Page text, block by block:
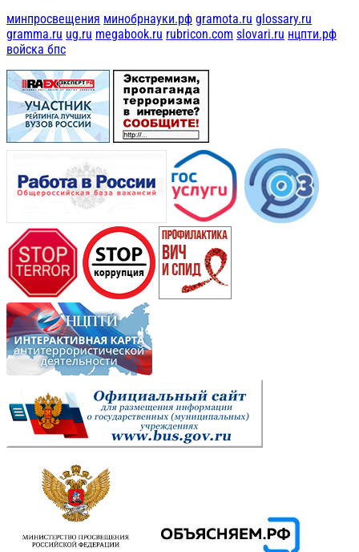
минпросвещения минобрнауки.рф gramota.ru glossary.ru
gramma.ru ug.ru megabook.ru rubricon.com slovari.ru нцпти.рф
войска бпс